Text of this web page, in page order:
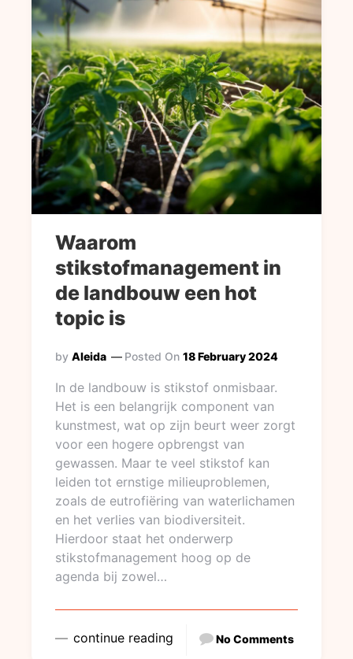
Waarom
stikstofmanagement in
de landbouw een hot
topic is
by Aleida Posted On 18 February 2024
In de landbouw is stikstof onmisbaar.
Het is een belangrijk component van
kunstmest, wat op zijn beurt weer zorgt
voor een hogere opbrengst van
gewassen. Maar te veel stikstof kan
leiden tot ernstige milieuproblemen,
zoals de eutrofiëring van waterlichamen
en het verlies van biodiversiteit.
Hierdoor staat het onderwerp
stikstofmanagement hoog op de
agenda bij zowel…
continue reading No Comments